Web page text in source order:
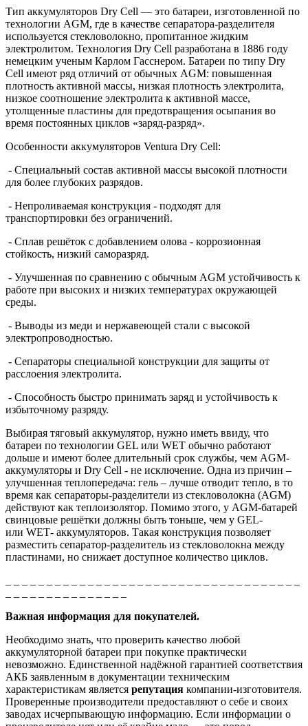
Тип аккумуляторов Dry Cell — это батареи, изготовленной по
технологии AGM, где в качестве сепаратора-разделителя
используется стекловолокно, пропитанное жидким
электролитом. Технология Dry Cell разработана в 1886 году
немецким ученым Карлом Гасснером. Батареи по типу Dry
Cell имеют ряд отличий от обычных AGM: повышенная
плотность активной массы, низкая плотность электролита,
низкое соотношение электролита к активной массе,
утолщенные пластины для предотвращения осыпания во
время постоянных циклов «заряд-разряд».
Особенности аккумуляторов Ventura Dry Cell:
- Специальный состав активной массы высокой плотности
для более глубоких разрядов.
- Непроливаемая конструкция - подходят для
транспортировки без ограничений.
- Сплав решёток с добавлением олова - коррозионная
стойкость, низкий саморазряд.
- Улучшенная по сравнению с обычным AGM устойчивость к
работе при высоких и низких температурах окружающей
среды.
- Выводы из меди и нержавеющей стали с высокой
электропроводностью.
- Сепараторы специальной конструкции для защиты от
расслоения электролита.
- Способность быстро принимать заряд и устойчивость к
избыточному разряду.
Выбирая тяговый аккумулятор, нужно иметь ввиду, что
батареи по технологии GEL или WET обычно работают
дольше и имеют более длительный срок службы, чем AGM-
аккумуляторы и Dry Cell - не исключение. Одна из причин –
улучшенная теплопередача: гель – лучше отводит тепло, в то
время как сепараторы-разделители из стекловолокна (AGM)
действуют как теплоизолятор. Помимо этого, у AGM-батарей
свинцовые решётки должны быть тоньше, чем у GEL-
или WET- аккумуляторов. Такая конструкция позволяет
разместить сепаратор-разделитель из стекловолокна между
пластинами, но снижает доступное количество циклов.
Важная информация для покупателей.
Необходимо знать, что проверить качество любой
аккумуляторной батареи при покупке практически
невозможно. Единственной надёжной гарантией соответствия
АКБ заявленным в документации техническим
характеристикам является репутация компании-изготовителя.
Проверенные производители предоставляют о себе и своих
заводах исчерпывающую информацию. Если информации о